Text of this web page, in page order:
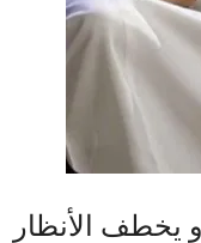
يخطف الأنظار